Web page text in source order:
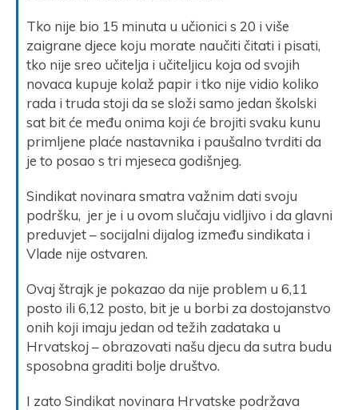
Tko nije bio 15 minuta u učionici s 20 i više
zaigrane djece koju morate naučiti čitati i pisati,
tko nije sreo učitelja i učiteljicu koja od svojih
novaca kupuje kolaž papir i tko nije vidio koliko
rada i truda stoji da se složi samo jedan školski
sat bit će među onima koji će brojiti svaku kunu
primljene plaće nastavnika i paušalno tvrditi da
je to posao s tri mjeseca godišnjeg.
Sindikat novinara smatra važnim dati svoju
podršku, jer je i u ovom slučaju vidljivo i da glavni
preduvjet – socijalni dijalog između sindikata i
Vlade nije ostvaren.
Ovaj štrajk je pokazao da nije problem u 6,11
posto ili 6,12 posto, bit je u borbi za dostojanstvo
onih koji imaju jedan od težih zadataka u
Hrvatskoj – obrazovati našu djecu da sutra budu
sposobna graditi bolje društvo.
I zato Sindikat novinara Hrvatske podržava